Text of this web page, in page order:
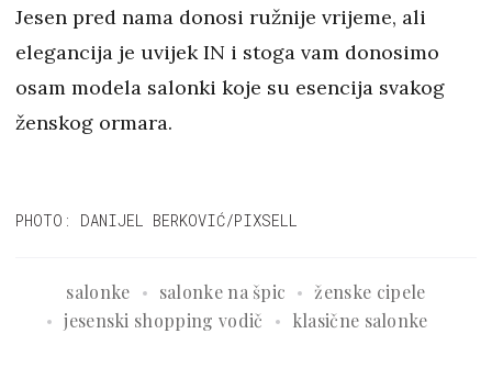
Jesen pred nama donosi ružnije vrijeme, ali
elegancija je uvijek IN i stoga vam donosimo
osam modela salonki koje su esencija svakog
ženskog ormara.
PHOTO: DANIJEL BERKOVIĆ/PIXSELL
salonke salonke na špic
ženske cipele
jesenski shopping vodič
klasične salonke